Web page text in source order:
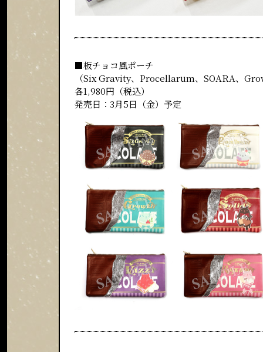
■板チョコ風ポーチ
（Six Gravity、Procellarum、SOARA、
各1,980円（税込）
発売日：3月5日（金）予定